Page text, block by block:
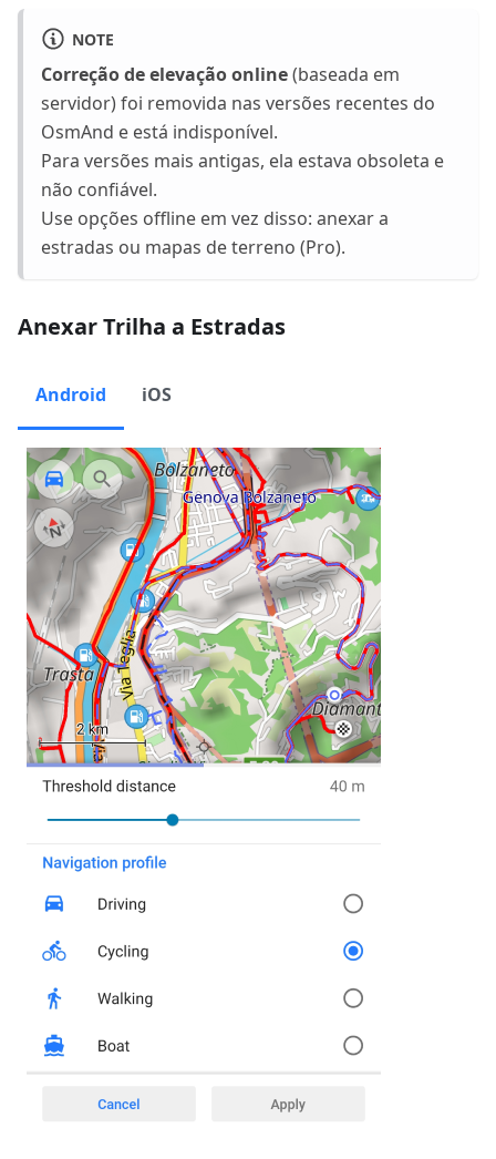
NOTE
Correção de elevação online(baseada em
servidor) foi removida nas versões recentes do
OsmAnd e está indisponível.
Para versões mais antigas, ela estava obsoleta e
não confiável.
Use opções offline em vez disso: anexar a
estradas ou mapas de terreno (Pro).
Anexar Trilha a Estradas
Android iOS